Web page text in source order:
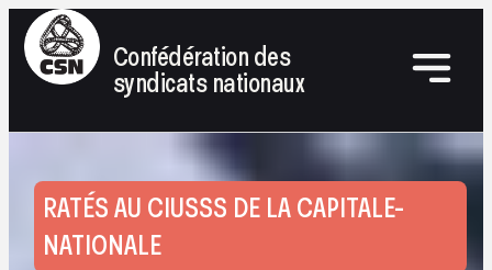
Confédération des
syndicats nationaux
RATÉS AU CIUSSS DE LA CAPITALE-
NATIONALE